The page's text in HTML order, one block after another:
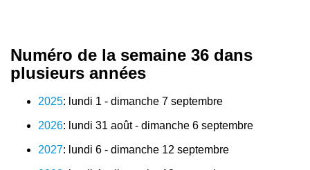
Numéro de la semaine 36 dans
plusieurs années
2025: lundi 1 - dimanche 7 septembre
2026: lundi 31 août - dimanche 6 septembre
2027: lundi 6 - dimanche 12 septembre